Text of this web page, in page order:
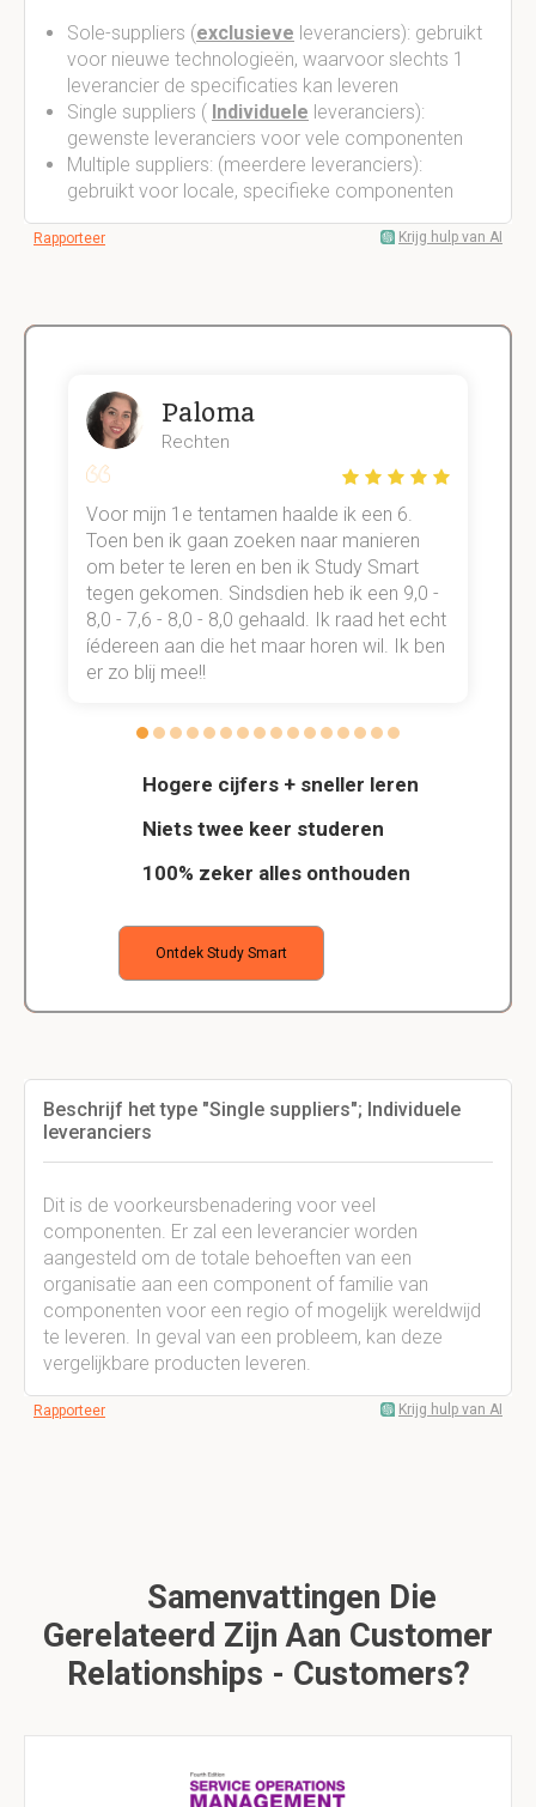
Sole-suppliers (exclusieve leveranciers): gebruikt
voor nieuwe technologieën, waarvoor slechts 1
leverancier de specificaties kan leveren
Single suppliers ( Individuele leveranciers):
gewenste leveranciers voor vele componenten
Multiple suppliers: (meerdere leveranciers):
gebruikt voor locale, specifieke componenten
Rapporteer Krijg hulp van AI
Hogere cijfers + sneller leren
Niets twee keer studeren
100% zeker alles onthouden
Ontdek Study Smart
Paloma
Rechten
Voor mijn 1e tentamen haalde ik een 6.
Toen ben ik gaan zoeken naar manieren
om beter te leren en ben ik Study Smart
tegen gekomen. Sindsdien heb ik een 9,0 -
8,0 - 7,6 - 8,0 - 8,0 gehaald. Ik raad het echt
íédereen aan die het maar horen wil. Ik ben
er zo blij mee!!
Beschrijf het type "Single suppliers"; Individuele
leveranciers
Dit is de voorkeursbenadering voor veel
componenten. Er zal een leverancier worden
aangesteld om de totale behoeften van een
organisatie aan een component of familie van
componenten voor een regio of mogelijk wereldwijd
te leveren. In geval van een probleem, kan deze
vergelijkbare producten leveren.
Rapporteer Krijg hulp van AI
Samenvattingen Die
Gerelateerd Zijn Aan Customer
Relationships - Customers?